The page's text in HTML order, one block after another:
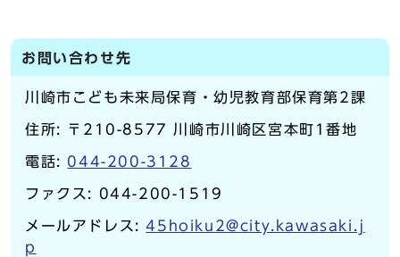
お問い合わせ先
川崎市こども未来局保育・幼児教育部保育第2課
住所: 〒210-8577 川崎市川崎区宮本町1番地
電話: 044-200-3128
ファクス: 044-200-1519
メールアドレス:45hoiku2@city.kawasaki.j
p